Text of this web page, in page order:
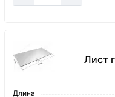
Лист
Длина